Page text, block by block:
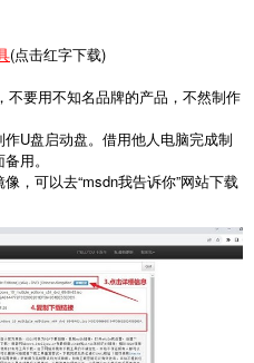
(点击红字下载)
不要用不知名品牌的产品，不然制作
U盘启动盘。借用他人电脑完成制
用。
，可以去“msdn我告诉你”网站下载